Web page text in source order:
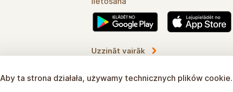
Dowiedz się więcej
Aby ta strona działała, używamy technicznych plików cookie.